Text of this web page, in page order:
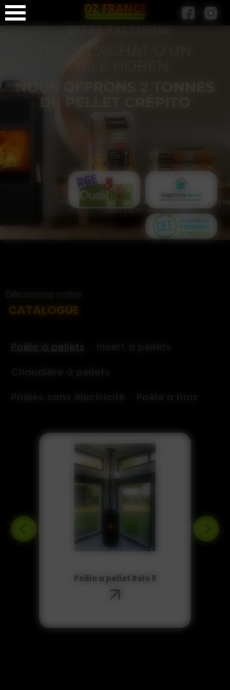
Panneau de gestion des cookies
CATALOGUE
Poêle à pellets
Insert à pellets
Chaudière à pellets
Poêles sans électricité
poêle de substitution Rolo
Max 18 kw